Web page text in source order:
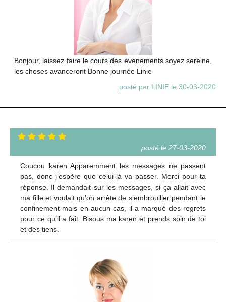
Bonjour, laissez faire le cours des évenements soyez sereine,
les choses avanceront Bonne journée Linie
posté par LINIE le 30-03-2020
posté le 27-03-2020
Coucou karen Apparemment les messages ne passent
pas, donc j’espère que celui-là va passer. Merci pour ta
réponse. Il demandait sur les messages, si ça allait avec
ma fille et voulait qu’on arrête de s’embrouiller pendant le
confinement mais en aucun cas, il a marqué des regrets
pour ce qu’il a fait. Bisous ma karen et prends soin de toi
et des tiens.